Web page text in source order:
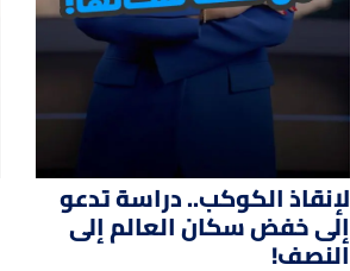
لإنقاذ الكوكب.. دراسة تدعو
إلى خفض سكان العالم إلى
النصف!